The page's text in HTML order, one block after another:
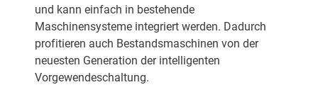
und kann einfach in bestehende
Maschinensysteme integriert werden. Dadurch
profitieren auch Bestandsmaschinen von der
neuesten Generation der intelligenten
Vorgewendeschaltung.